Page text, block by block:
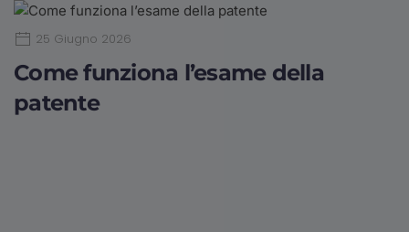
25 Giugno 2026
Come funziona l’esame della
patente